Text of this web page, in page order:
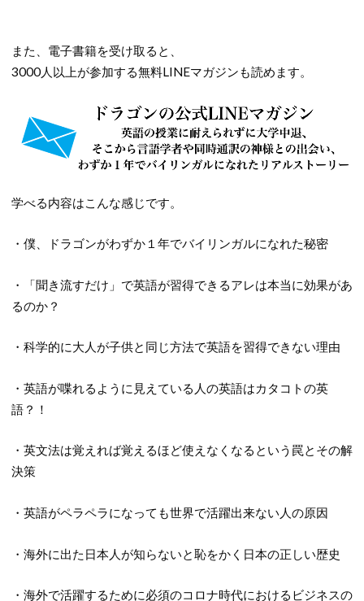
また、電子書籍を受け取ると、
3000人以上が参加する無料LINEマガジンも読めます。
学べる内容はこんな感じです。
・僕、ドラゴンがわずか１年でバイリンガルになれた秘密
・「聞き流すだけ」で英語が習得できるアレは本当に効果があ
るのか？
・科学的に大人が子供と同じ方法で英語を習得できない理由
・英語が喋れるように見えている人の英語はカタコトの英
語？！
・英文法は覚えれば覚えるほど使えなくなるという罠とその解
決策
・英語がペラペラになっても世界で活躍出来ない人の原因
・海外に出た日本人が知らないと恥をかく日本の正しい歴史
・海外で活躍するために必須のコロナ時代におけるビジネスの